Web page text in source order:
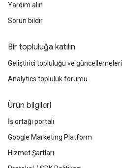
Yardım alın
Sorun bildir
Bir topluluğa katılın
Geliştirici topluluğu ve güncellemeleri
Analytics topluluk forumu
Ürün bilgileri
İş ortağı portalı
Google Marketing Platform
Hizmet Şartları